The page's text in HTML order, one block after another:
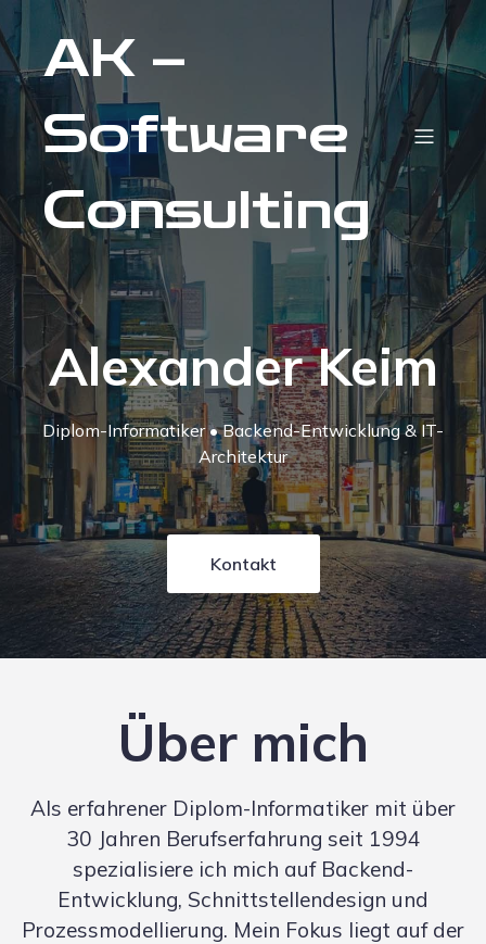
AK –
Software
Consulting
Alexander Keim
Diplom-Informatiker • Backend-Entwicklung & IT-
Architektur
Kontakt
Über mich
Als erfahrener Diplom-Informatiker mit über
30 Jahren Berufserfahrung seit 1994
spezialisiere ich mich auf Backend-
Entwicklung, Schnittstellendesign und
Prozessmodellierung. Mein Fokus liegt auf der